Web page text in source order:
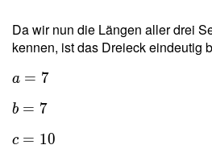
Da wir nun die Längen aller drei
kennen, ist das Dreieck eindeutig
a = 7
b = 7
c = 10